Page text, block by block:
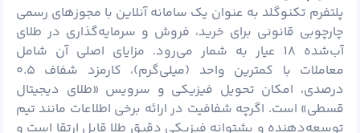
پلتفرم تکنوگلد به‌ عنوان یک سامانه آنلاین با مجوزهای رسمی
چارچوبی قانونی برای خرید، فروش و سرمایه‌گذاری در طلای
آب‌شده ۱۸ عیار به شمار می‌رود. مزایای اصلی آن شامل
معاملات با کمترین واحد (میلی‌گرم)، کارمزد شفاف ۰.۵
درصدی، امکان تحویل فیزیکی و سرویس «طلای دیجیتال
قسطی» است. اگرچه شفافیت در ارائه برخی اطلاعات مانند تیم
توسعه‌دهنده و پشتوانه فیزیکی دقیق طلا قابل ارتقا است و